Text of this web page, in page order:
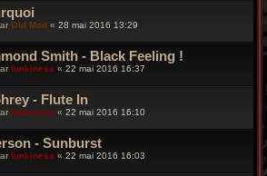
Old Mod « 28 mai 2016 13:29
Smith - Black Feeling !
funkiness « 22 mai 2016 16:37
- Flute In
funkiness « 22 mai 2016 16:10
- Sunburst
funkiness « 22 mai 2016 16:03